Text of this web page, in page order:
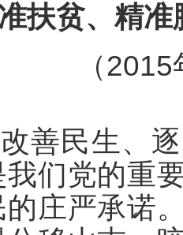
扶贫、精
（2015
善民生、
们党的重
庄严承诺